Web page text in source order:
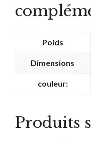
Poids
Dimensions
couleur:
Produits